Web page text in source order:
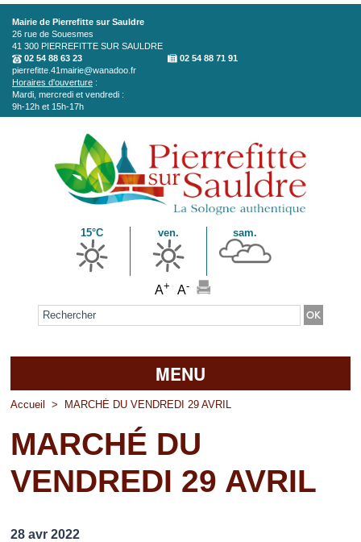
Aller au contenu principal
Mairie de Pierrefitte sur Sauldre
26 rue de Souesmes
41 300 PIERREFITTE SUR SAULDRE
02 54 88 63 23
02 54 88 71 91
pierrefitte.41mairie@wanadoo.fr
Horaires d'ouverture :
Mardi, mercredi et vendredi :
9h-12h et 15h-17h
15°C ven. sam.
A+ A-
Formulaire de recherche
MENU
Accueil
La mairie
Découvrir Pierrefitte
Accueil > MARCHÉ DU VENDREDI 29 AVRIL
MARCHÉ DU
VENDREDI 29 AVRIL
28 avr 2022